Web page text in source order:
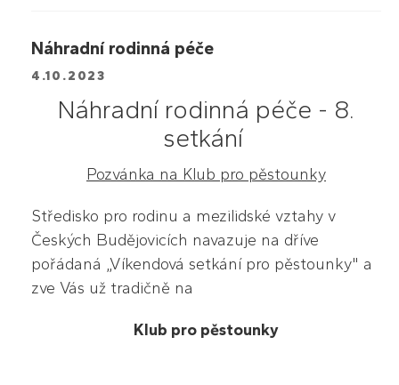
Náhradní rodinná péče
4.10.2023
Náhradní rodinná péče - 8.
setkání
Pozvánka na Klub pro pěstounky
Středisko pro rodinu a mezilidské vztahy v
Českých Budějovicích navazuje na dříve
pořádaná „Víkendová setkání pro pěstounky" a
zve Vás už tradičně na
Klub pro pěstounky